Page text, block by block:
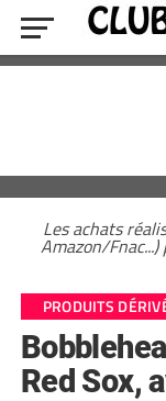
Les achats
Amazon/
PRODUITS
Red Sox,